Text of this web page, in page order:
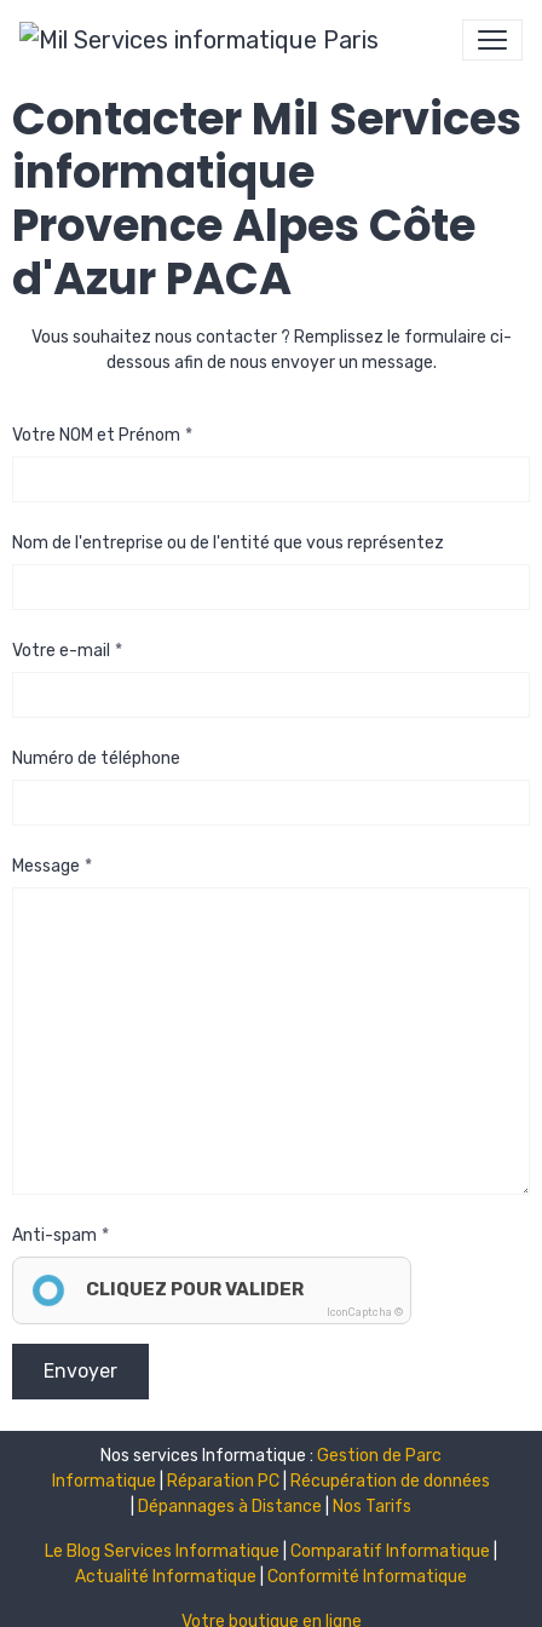
Contacter Mil Services
informatique
Provence Alpes Côte
d'Azur PACA
Vous souhaitez nous contacter ? Remplissez le formulaire ci-
dessous afin de nous envoyer un message.
Votre NOM et Prénom
Nom de l'entreprise ou de l'entité que vous représentez
Votre e-mail
Numéro de téléphone
Message
Anti-spam
CLIQUEZ POUR VALIDER
IconCaptcha ©
Envoyer
Nos services Informatique : Gestion de Parc
Informatique
Réparation PC
Récupération de données
Dépannages à Distance Nos Tarifs
Le Blog Services Informatique Comparatif Informatique
Actualité Informatique Conformité Informatique
Votre boutique en ligne